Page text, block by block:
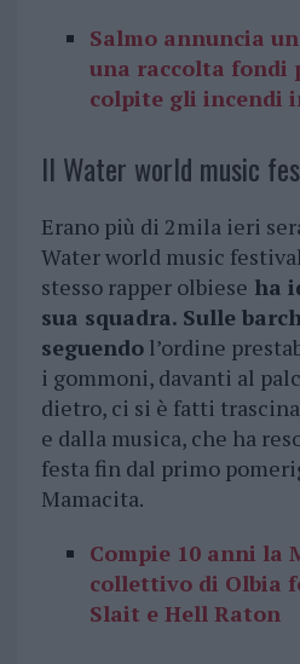
Salmo annuncia
una raccolta fondi
colpite gli incendi
Il Water world music
Erano più di 2mila ieri
Water world music
stesso rapper olbiese ha
sua squadra. Sulle
seguendol’ordine
i gommoni, davanti al
dietro, ci si è fatti
e dalla musica, che ha
festa fin dal primo
Mamacita.
Compie 10 anni la
collettivo di Olbia
Slait e Hell Raton